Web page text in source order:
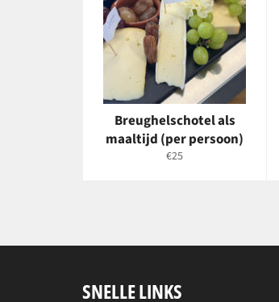
Breughelschotel als
maaltijd (per persoon)
Normale
€25
SNELLE LINKS